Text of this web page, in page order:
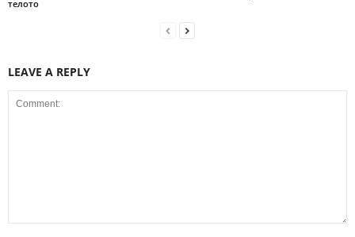
телото
LEAVE A REPLY